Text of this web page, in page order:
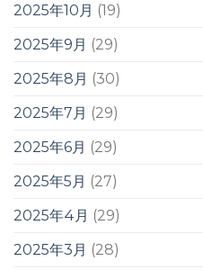
2025年10月 (19)
2025年9月 (29)
2025年8月 (30)
2025年7月 (29)
2025年6月 (29)
2025年5月 (27)
2025年4月 (29)
2025年3月 (28)